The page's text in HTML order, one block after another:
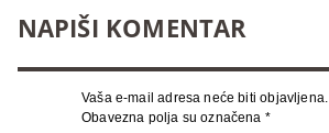
NAPIŠI KOMENTAR
Vaša e-mail adresa neće biti objavljena.
Obavezna polja su označena *